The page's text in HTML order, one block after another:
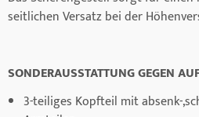
seitlichen Versatz bei der
SONDERAUSSTATTUNG GEGEN
3-teiliges Kopfteil mit absenk-